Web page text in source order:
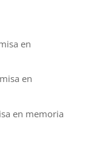
en
en
en memoria